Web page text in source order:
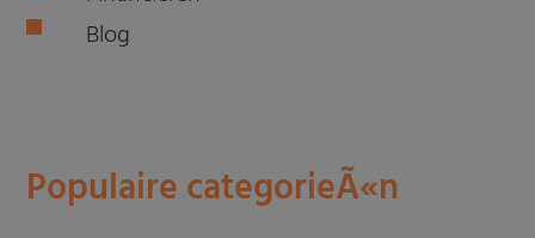
Blog
Populaire categorieÃ«n